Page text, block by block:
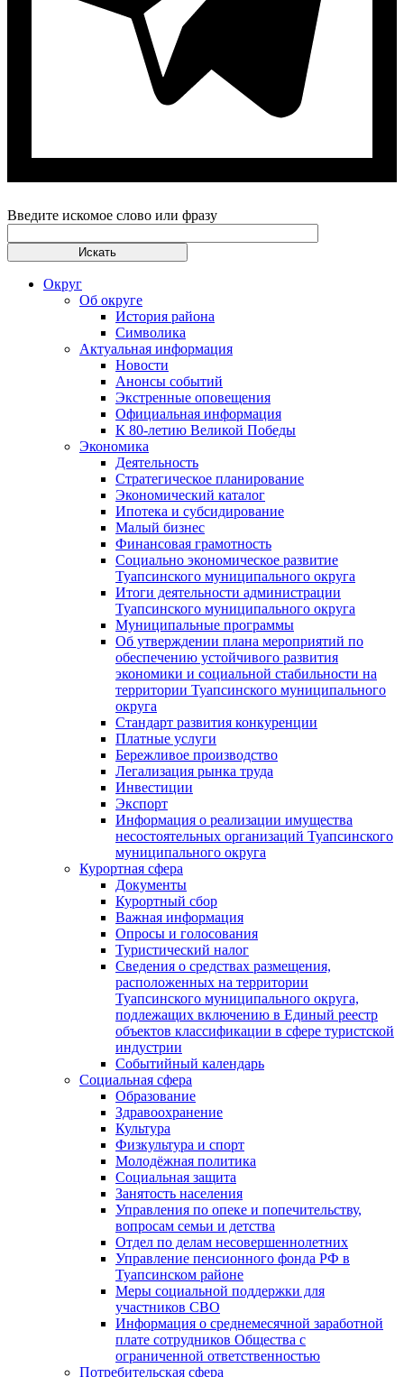
Введите искомое слово или фразу
Округ
Об округе
История района
Символика
Актуальная информация
Новости
Анонсы событий
Экстренные оповещения
Официальная информация
К 80-летию Великой Победы
Экономика
Деятельность
Стратегическое планирование
Экономический каталог
Ипотека и субсидирование
Малый бизнес
Финансовая грамотность
Социально экономическое развитие
Туапсинского муниципального округа
Итоги деятельности администрации
Туапсинского муниципального округа
Муниципальные программы
Об утверждении плана мероприятий по
обеспечению устойчивого развития
экономики и социальной стабильности на
территории Туапсинского муниципального
округа
Стандарт развития конкуренции
Платные услуги
Бережливое производство
Легализация рынка труда
Инвестиции
Экспорт
Информация о реализации имущества
несостоятельных организаций Туапсинского
муниципального округа
Курортная сфера
Документы
Курортный сбор
Важная информация
Опросы и голосования
Туристический налог
Сведения о средствах размещения,
расположенных на территории
Туапсинского муниципального округа,
подлежащих включению в Единый реестр
объектов классификации в сфере туристской
индустрии
Событийный календарь
Социальная сфера
Образование
Здравоохранение
Культура
Физкультура и спорт
Молодёжная политика
Социальная защита
Занятость населения
Управления по опеке и попечительству,
вопросам семьи и детства
Отдел по делам несовершеннолетних
Управление пенсионного фонда РФ в
Туапсинском районе
Меры социальной поддержки для
участников СВО
Информация о среднемесячной заработной
плате сотрудников Общества с
ограниченной ответственностью
Потребительская сфера